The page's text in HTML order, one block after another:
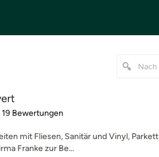
4.8 von 5 Sternen
19 Bewertungen
mit Fliesen, Sanitär und Vinyl, Parkett
Franke zur Be...